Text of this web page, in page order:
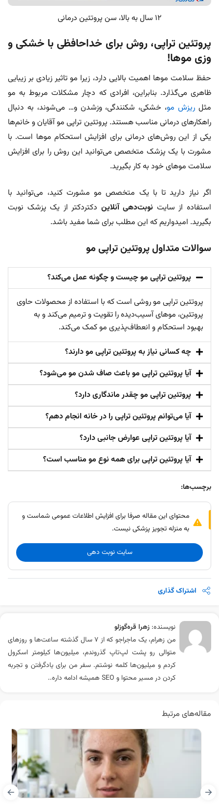
۱۲ سال به بالا، سن پروتئین درمانی
پروتئین تراپی، روش برای خداحافظی با خشکی و
وزی موها!
حفظ سلامت موها اهمیت بالایی دارد، زیرا مو تاثیر زیادی بر زیبایی
ظاهری می‌گذارد. بنابراین، افرادی که دچار مشکلات مربوط به مو
مثل ریزش مو، خشکی، شکنندگی، وزشدن و… می‌شوند، به دنبال
راهکارهای درمانی مناسب هستند. پروتئین تراپی مو آقایان و خانم‌ها
یکی از این روش‌های درمانی برای افزایش استحکام موها است. با
مشورت با یک پزشک متخصص می‌توانید این روش را برای افزایش
سلامت موهای خود به کار بگیرید.
اگر نیاز دارید تا با یک متخصص مو مشورت کنید، می‌توانید با
استفاده از سایت نوبت‌دهی آنلاین دکتردکتر از یک پزشک نوبت
بگیرید. امیدواریم که این مطلب برای شما مفید باشد.
سوالات متداول پروتئین تراپی مو
پروتئین تراپی مو چیست و چگونه عمل می‌کند؟
پروتئین تراپی مو روشی است که با استفاده از محصولات حاوی
پروتئین، موهای آسیب‌دیده را تقویت و ترمیم می‌کند و به
بهبود استحکام و انعطاف‌پذیری مو کمک می‌کند.
چه کسانی نیاز به پروتئین تراپی مو دارند؟
آیا پروتئین تراپی مو باعث صاف شدن مو می‌شود؟
پروتئین تراپی مو چقدر ماندگاری دارد؟
آیا می‌توانم پروتئین تراپی را در خانه انجام دهم؟
آیا پروتئین تراپی عوارض جانبی دارد؟
آیا پروتئین تراپی برای همه نوع مو مناسب است؟
برچسب‌ها:
محتوای این مقاله صرفا برای افزایش اطلاعات عمومی شماست و
به منزله تجویز پزشکی نیست.
سایت نوبت دهی
اشتراک گذاری
نویسنده: زهرا قره‌گوزلو
من زهرام، یک ماجراجو که از 7 سال گذشته ساعت‌ها و روزهای
متوالی رو پشت لپ‌تاپ گذروندم، میلیون‌ها کیلومتر اسکرول
کردم و میلیون‌ها کلمه نوشتم. سفر من برای یادگرفتن و تجربه
کردن در مسیر محتوا و SEO همیشه ادامه داره..
مقاله‌های مرتبط